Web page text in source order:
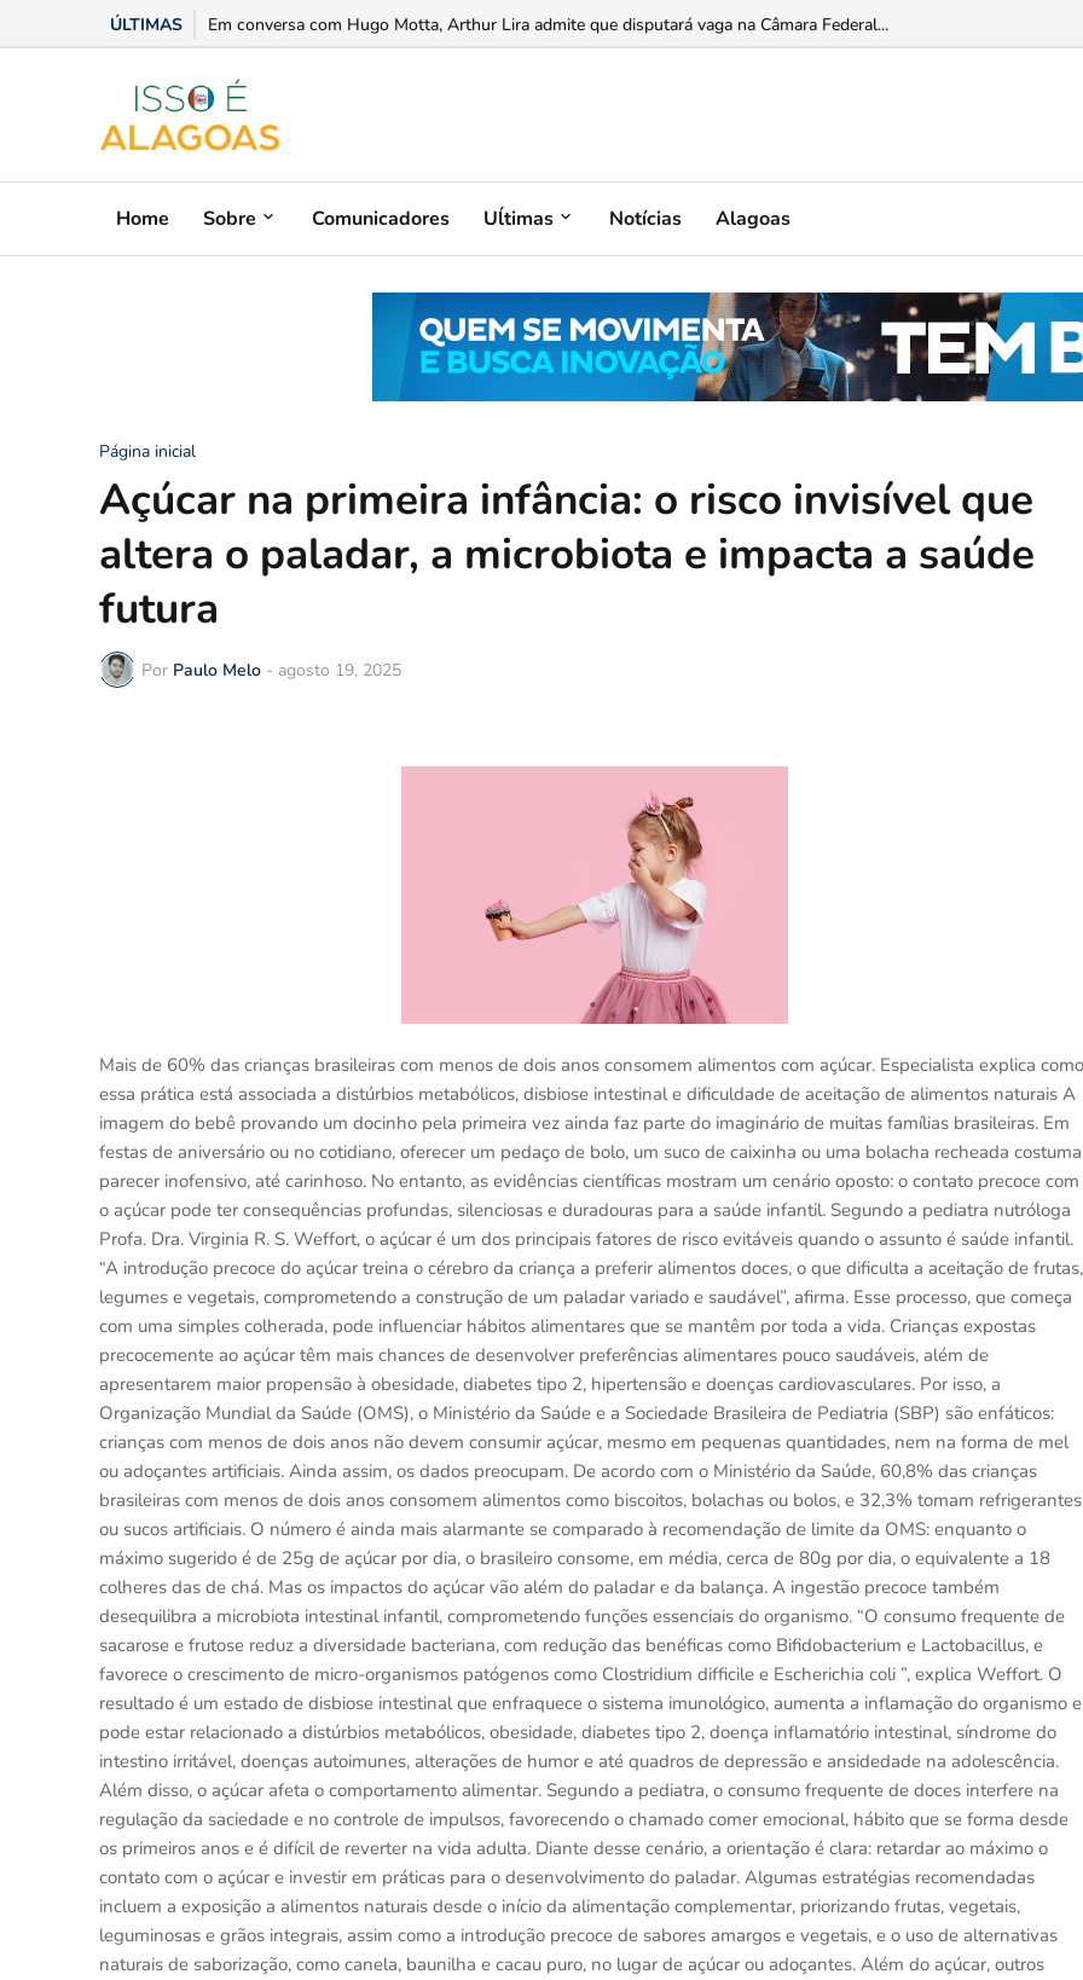
ÚLTIMAS Em conversa com Hugo Motta, Arthur Lira admite que disputará vaga na Câmara Federal...
Justiça de Alagoas deverá obrigar IPREV a entregar dados de consultoria ligada a JHC e ao Banco Master...
Home Sobre Comunicadores Uĺtimas Notícias Alagoas
Página inicial
Açúcar na primeira infância: o risco invisível que
altera o paladar, a microbiota e impacta a saúde
futura
Por Paulo Melo - agosto 19, 2025
Mais de 60% das crianças brasileiras com menos de dois anos consomem alimentos com açúcar. Especialista explica como
essa prática está associada a distúrbios metabólicos, disbiose intestinal e dificuldade de aceitação de alimentos naturais A
imagem do bebê provando um docinho pela primeira vez ainda faz parte do imaginário de muitas famílias brasileiras. Em
festas de aniversário ou no cotidiano, oferecer um pedaço de bolo, um suco de caixinha ou uma bolacha recheada costuma
parecer inofensivo, até carinhoso. No entanto, as evidências científicas mostram um cenário oposto: o contato precoce com
o açúcar pode ter consequências profundas, silenciosas e duradouras para a saúde infantil. Segundo a pediatra nutróloga
Profa. Dra. Virginia R. S. Weffort, o açúcar é um dos principais fatores de risco evitáveis quando o assunto é saúde infantil.
“A introdução precoce do açúcar treina o cérebro da criança a preferir alimentos doces, o que dificulta a aceitação de frutas,
legumes e vegetais, comprometendo a construção de um paladar variado e saudável”, afirma. Esse processo, que começa
com uma simples colherada, pode influenciar hábitos alimentares que se mantêm por toda a vida. Crianças expostas
precocemente ao açúcar têm mais chances de desenvolver preferências alimentares pouco saudáveis, além de
apresentarem maior propensão à obesidade, diabetes tipo 2, hipertensão e doenças cardiovasculares. Por isso, a
Organização Mundial da Saúde (OMS), o Ministério da Saúde e a Sociedade Brasileira de Pediatria (SBP) são enfáticos:
crianças com menos de dois anos não devem consumir açúcar, mesmo em pequenas quantidades, nem na forma de mel
ou adoçantes artificiais. Ainda assim, os dados preocupam. De acordo com o Ministério da Saúde, 60,8% das crianças
brasileiras com menos de dois anos consomem alimentos como biscoitos, bolachas ou bolos, e 32,3% tomam refrigerantes
ou sucos artificiais. O número é ainda mais alarmante se comparado à recomendação de limite da OMS: enquanto o
máximo sugerido é de 25g de açúcar por dia, o brasileiro consome, em média, cerca de 80g por dia, o equivalente a 18
colheres das de chá. Mas os impactos do açúcar vão além do paladar e da balança. A ingestão precoce também
desequilibra a microbiota intestinal infantil, comprometendo funções essenciais do organismo. “O consumo frequente de
sacarose e frutose reduz a diversidade bacteriana, com redução das benéficas como Bifidobacterium e Lactobacillus, e
favorece o crescimento de micro-organismos patógenos como Clostridium difficile e Escherichia coli ”, explica Weffort. O
resultado é um estado de disbiose intestinal que enfraquece o sistema imunológico, aumenta a inflamação do organismo e
pode estar relacionado a distúrbios metabólicos, obesidade, diabetes tipo 2, doença inflamatório intestinal, síndrome do
intestino irritável, doenças autoimunes, alterações de humor e até quadros de depressão e ansidedade na adolescência.
Além disso, o açúcar afeta o comportamento alimentar. Segundo a pediatra, o consumo frequente de doces interfere na
regulação da saciedade e no controle de impulsos, favorecendo o chamado comer emocional, hábito que se forma desde
os primeiros anos e é difícil de reverter na vida adulta. Diante desse cenário, a orientação é clara: retardar ao máximo o
contato com o açúcar e investir em práticas para o desenvolvimento do paladar. Algumas estratégias recomendadas
incluem a exposição a alimentos naturais desde o início da alimentação complementar, priorizando frutas, vegetais,
leguminosas e grãos integrais, assim como a introdução precoce de sabores amargos e vegetais, e o uso de alternativas
naturais de saborização, como canela, baunilha e cacau puro, no lugar de açúcar ou adoçantes. Além do açúcar, outros